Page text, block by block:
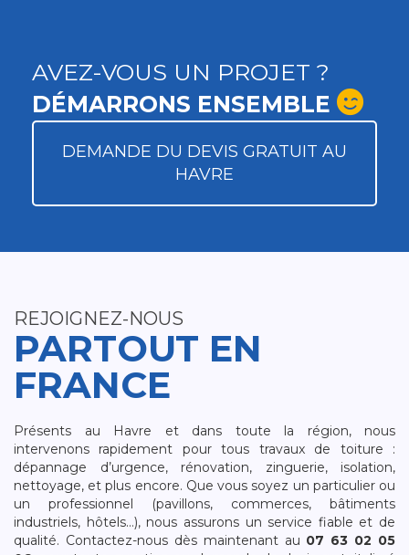
AVEZ-VOUS UN PROJET ?
DÉMARRONS ENSEMBLE
DEMANDE DU DEVIS GRATUIT AU
HAVRE
REJOIGNEZ-NOUS
PARTOUT EN
FRANCE
Présents au Havre et dans toute la région, nous
intervenons rapidement pour tous travaux de toiture :
dépannage d’urgence, rénovation, zinguerie, isolation,
nettoyage, et plus encore. Que vous soyez un particulier ou
un professionnel (pavillons, commerces, bâtiments
industriels, hôtels…), nous assurons un service fiable et de
qualité. Contactez-nous dès maintenant au 07 63 02 05